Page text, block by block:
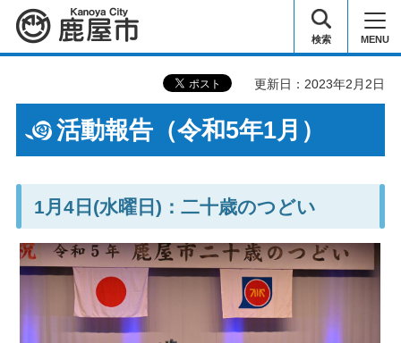
鹿屋市 検索 MENU
更新日：2023年2月2日
活動報告（令和5年1月）
1月4日(水曜日)：二十歳のつどい